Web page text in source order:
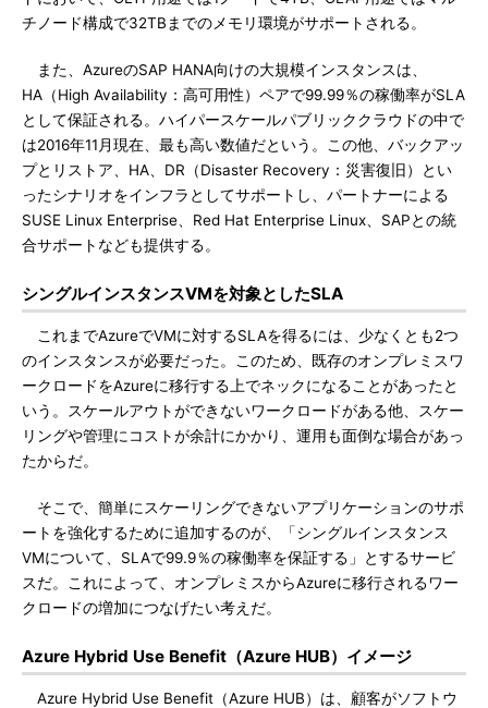
チノード構成で32TBまでのメモリ環境がサポートされる。
また、AzureのSAP HANA向けの大規模インスタンスは、
HA（High Availability：高可用性）ペアで99.99％の稼働率がSLA
として保証される。ハイパースケールパブリッククラウドの中で
は2016年11月現在、最も高い数値だという。この他、バックアッ
プとリストア、HA、DR（Disaster Recovery：災害復旧）とい
ったシナリオをインフラとしてサポートし、パートナーによる
SUSE Linux Enterprise、Red Hat Enterprise Linux、SAPとの統
合サポートなども提供する。
シングルインスタンスVMを対象としたSLA
これまでAzureでVMに対するSLAを得るには、少なくとも2つ
のインスタンスが必要だった。このため、既存のオンプレミスワ
ークロードをAzureに移行する上でネックになることがあったと
いう。スケールアウトができないワークロードがある他、スケー
リングや管理にコストが余計にかかり、運用も面倒な場合があっ
たからだ。
そこで、簡単にスケーリングできないアプリケーションのサポ
ートを強化するために追加するのが、「シングルインスタンス
VMについて、SLAで99.9％の稼働率を保証する」とするサービ
スだ。これによって、オンプレミスからAzureに移行されるワー
クロードの増加につなげたい考えだ。
Azure Hybrid Use Benefit（Azure HUB）イメージ
Azure Hybrid Use Benefit（Azure HUB）は、顧客がソフトウ